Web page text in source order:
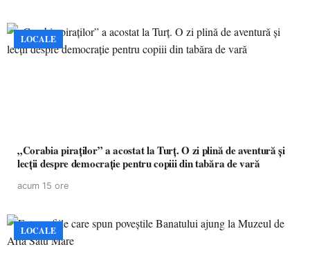
LOCALE
„Corabia piraților” a acostat la Turț. O zi plină de aventură și
lecții despre democrație pentru copiii din tabăra de vară
acum 15 ore
LOCALE